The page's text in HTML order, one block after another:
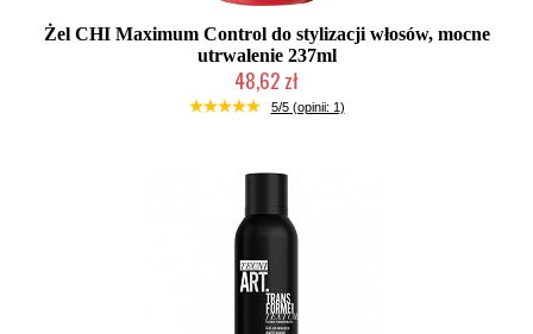
Żel CHI Maximum Control do stylizacji włosów, mocne
utrwalenie 237ml
48,62 zł
Duża ilość (wysyłka w 24h)
5/5 (opinii: 1)